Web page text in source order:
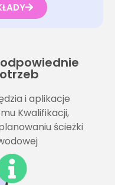
i aplikacje
Kwalifikacji,
ścieżki